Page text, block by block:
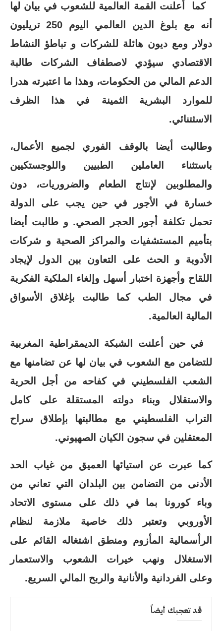
كما أعلنت القمة العالمية للشعوب في بيان لها
أنه مع بلوغ الدين العالمي اليوم 250 تريليون
دولار ومع ديون هائلة للشركات و تباطؤ النشاط
الاقتصادي سيؤدي لاصطفاف الشركات طالبة
الدعم المالي من الحكومات، وهذا ما اعتبرته هدرا
للموارد البشرية الثمينة في هذا الظرف
الاسثتنائي.
وطالبت أيضا بالوقف الفوري لجميع الأعمال،
باستثناء العاملين الطبيين واللوجستكيين
والمطلوبين لإنتاج الطعام والضروريات، دون
خسارة في الأجور في حين يجب على الدولة
تحمل تكلفة أجور الحجر الصحي. و طالبت أيضا
بتأميم المستشفيات والمراكز الصحية و شركات
الأدوية و الحث على التعاون بين الدول لإيجاد
اللقاح وأجهزة اختبار أسهل وإلغاء الملكية الفكرية
في مجال الطب كما طالبت بإغلاق الأسواق
المالية العالمية.
في حين أعلنت الشبكة الديمقراطية المغربية
للتضامن مع الشعوب في بيان لها عن تضامنها مع
الشعب الفلسطيني في كفاحه من أجل الحرية
والاستقلال وبناء دولته المستقلة على كامل
التراب الفلسطيني مع مطالبتها بإطلاق سراح
المعتقلين في سجون الكيان الصهيوني.
كما عبرت عن استيائها العميق من غياب الحد
الأدنى من التضامن بين البلدان التي تعاني من
وباء كورونا بما في ذلك على مستوى الاتحاد
الأوروبي وتعتبر ذلك خاصية ملازمة لنظام
الرأسمالية المأزوم ومنطق اشتغاله القائم على
الاستغلال ونهب خيرات الشعوب والاستعمار
وعلى الفردانية والأنانية والربح المالي السريع.
قد تعجبك أيضاً